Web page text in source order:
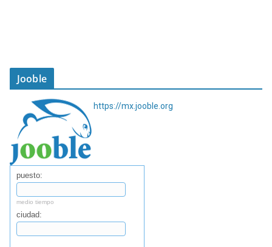
Jooble
https://mx.jooble.org
puesto:
medio tiempo
ciudad: